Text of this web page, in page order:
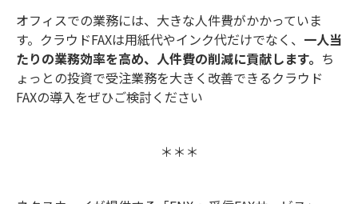
オフィスでの業務には、大きな人件費がかかっていま
す。クラウドFAXは用紙代やインク代だけでなく、 一人当
たりの業務効率を高め、人件費の削減に貢献します。 ち
ょっとの投資で受注業務を大きく改善できるクラウド
FAXの導入をぜひご検討ください
＊＊＊